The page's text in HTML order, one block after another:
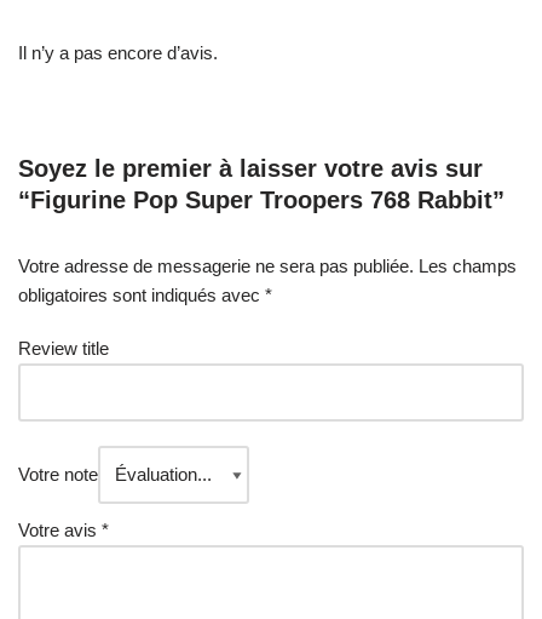
Il n’y a pas encore d’avis.
Soyez le premier à laisser votre avis sur
“Figurine Pop Super Troopers 768 Rabbit”
Votre adresse de messagerie ne sera pas publiée. Les champs
obligatoires sont indiqués avec *
Review title
Votre note
Votre avis *